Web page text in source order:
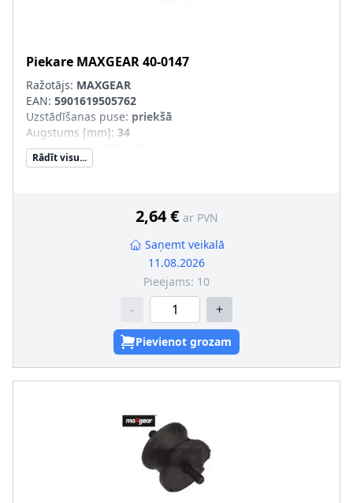
Piekare MAXGEAR40-0147
Ražotājs: MAXGEAR
EAN: 5901619505762
Uzstādīšanas puse: priekšā
Augstums [mm]: 34
Vītnes izmērs
Ārējais diametrs [mm]
Rādīt visu...
2,64 € ar PVN
Saņemt veikalā
11.08.2026
Pieejams: 10
- +
Pievienot grozam